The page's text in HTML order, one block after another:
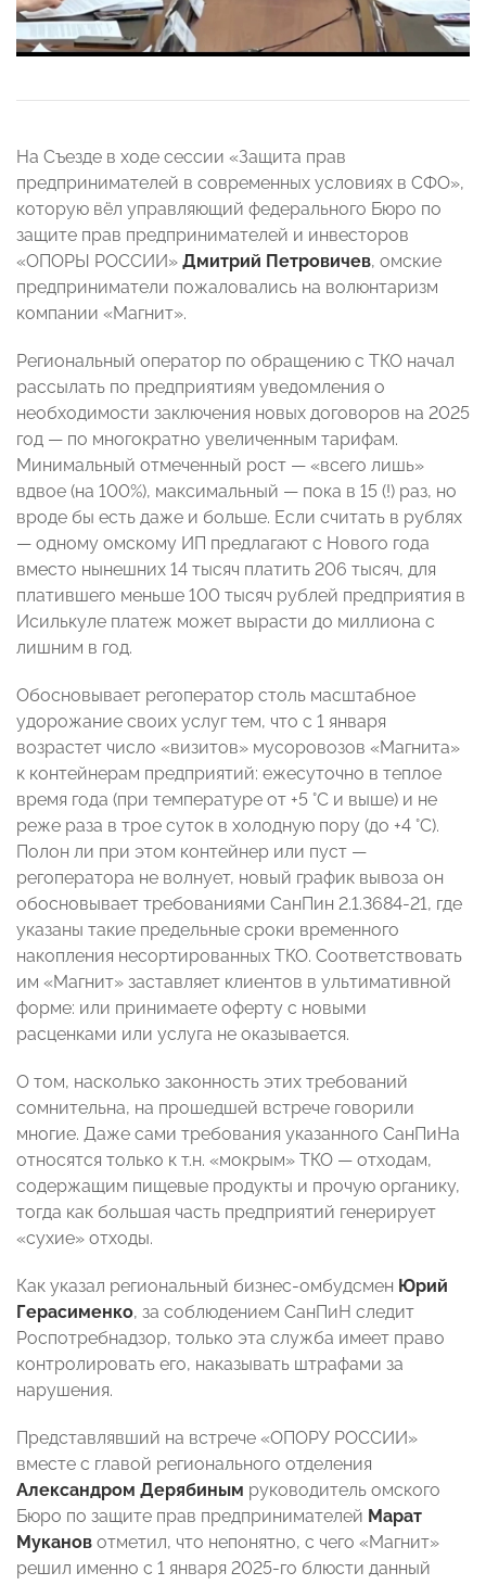
На Съезде в ходе сессии «Защита прав
предпринимателей в современных условиях в СФО»,
которую вёл управляющий федерального Бюро по
защите прав предпринимателей и инвесторов
«ОПОРЫ РОССИИ» Дмитрий Петровичев, омские
предприниматели пожаловались на волюнтаризм
компании «Магнит».
Региональный оператор по обращению с ТКО начал
рассылать по предприятиям уведомления о
необходимости заключения новых договоров на 2025
год — по многократно увеличенным тарифам.
Минимальный отмеченный рост — «всего лишь»
вдвое (на 100%), максимальный — пока в 15 (!) раз, но
вроде бы есть даже и больше. Если считать в рублях
— одному омскому ИП предлагают с Нового года
вместо нынешних 14 тысяч платить 206 тысяч, для
платившего меньше 100 тысяч рублей предприятия в
Исилькуле платеж может вырасти до миллиона с
лишним в год.
Обосновывает регоператор столь масштабное
удорожание своих услуг тем, что с 1 января
возрастет число «визитов» мусоровозов «Магнита»
к контейнерам предприятий: ежесуточно в теплое
время года (при температуре от +5 °С и выше) и не
реже раза в трое суток в холодную пору (до +4 °С).
Полон ли при этом контейнер или пуст —
регоператора не волнует, новый график вывоза он
обосновывает требованиями СанПин 2.1.3684-21, где
указаны такие предельные сроки временного
накопления несортированных ТКО. Соответствовать
им «Магнит» заставляет клиентов в ультимативной
форме: или принимаете оферту с новыми
расценками или услуга не оказывается.
О том, насколько законность этих требований
сомнительна, на прошедшей встрече говорили
многие. Даже сами требования указанного СанПиНа
относятся только к т.н. «мокрым» ТКО — отходам,
содержащим пищевые продукты и прочую органику,
тогда как большая часть предприятий генерирует
«сухие» отходы.
Как указал региональный бизнес-омбудсмен Юрий
Герасименко, за соблюдением СанПиН следит
Роспотребнадзор, только эта служба имеет право
контролировать его, наказывать штрафами за
нарушения.
Представлявший на встрече «ОПОРУ РОССИИ»
вместе с главой регионального отделения
Александром Дерябиным руководитель омского
Бюро по защите прав предпринимателей Марат
Муканов отметил, что непонятно, с чего «Магнит»
решил именно с 1 января 2025-го блюсти данный